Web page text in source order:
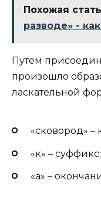
Похожая
разводе» -
Путем
произошло
ласкательной
«сковород» –
«к» – суффикс;
«а» –